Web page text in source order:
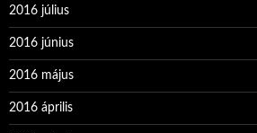
2016 július
2016 június
2016 május
2016 április